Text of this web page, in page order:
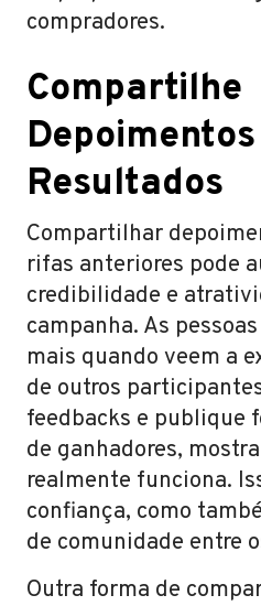
compradores.
Compartilhe
Resultados
Compartilhar
rifas anteriores pode
credibilidade e
campanha. As
mais quando veem a
de outros
feedbacks e publique
de ganhadores,
realmente funciona.
confiança, como
de comunidade entre
Outra forma de